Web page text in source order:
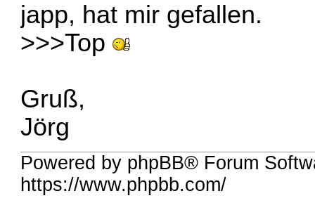
japp, hat mir gefallen.
>>>Top
Gruß,
Jörg
Powered by phpBB® Forum
https://www.phpbb.com/